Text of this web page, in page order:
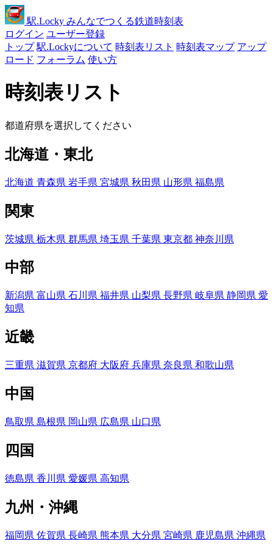
駅.Locky みんなでつくる鉄道時刻表
ログイン ユーザー登録
トップ 駅.Lockyについて 時刻表リスト 時刻表マップ アップ
ロード フォーラム 使い方
時刻表リスト
都道府県を選択してください
北海道・東北
北海道 青森県 岩手県 宮城県 秋田県 山形県 福島県
関東
茨城県 栃木県 群馬県 埼玉県 千葉県 東京都 神奈川県
中部
新潟県 富山県 石川県 福井県 山梨県 長野県 岐阜県 静岡県 愛
知県
近畿
三重県 滋賀県 京都府 大阪府 兵庫県 奈良県 和歌山県
中国
鳥取県 島根県 岡山県 広島県 山口県
四国
徳島県 香川県 愛媛県 高知県
九州・沖縄
福岡県 佐賀県 長崎県 熊本県 大分県 宮崎県 鹿児島県 沖縄県